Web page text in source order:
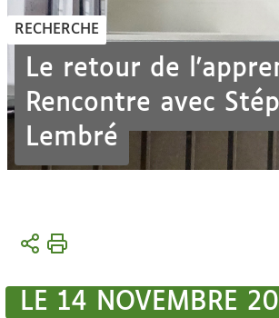
RECHERCHE
Le retour de
Rencontre avec
Lembré
Vous
Accueil
Vie de
LE 14 NOVEMBRE